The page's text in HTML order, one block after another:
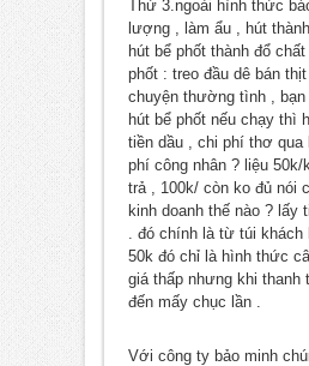
Thứ 3.ngoài hình thức
lượng , làm ẩu , hút thành
hút bể phốt thành đổ
phốt : treo đầu dê bán thịt
chuyện thường tình ,
hút bể phốt nếu chạy thì
tiền dầu , chi phí thơ qua
phí công nhân ? liệu 50k/
trả , 100k/ còn ko đủ nói
kinh doanh thế nào ? lấy
. đó chính là từ túi khách
50k đó chỉ là hình thức
giá thấp nhưng khi thanh
đến mấy chục lần .
Với công ty bảo minh